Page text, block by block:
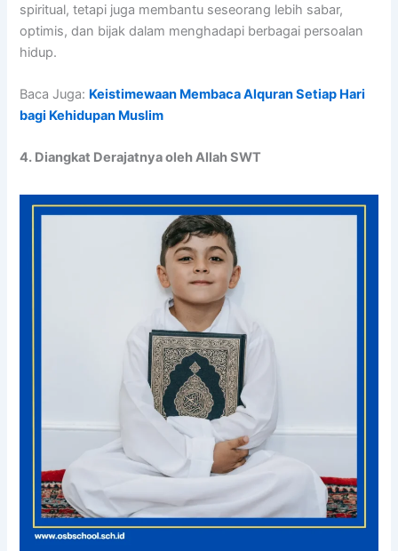
spiritual, tetapi juga membantu seseorang lebih sabar,
optimis, dan bijak dalam menghadapi berbagai persoalan
hidup.
Baca Juga: Keistimewaan Membaca Alquran Setiap Hari
bagi Kehidupan Muslim
4. Diangkat Derajatnya oleh Allah SWT